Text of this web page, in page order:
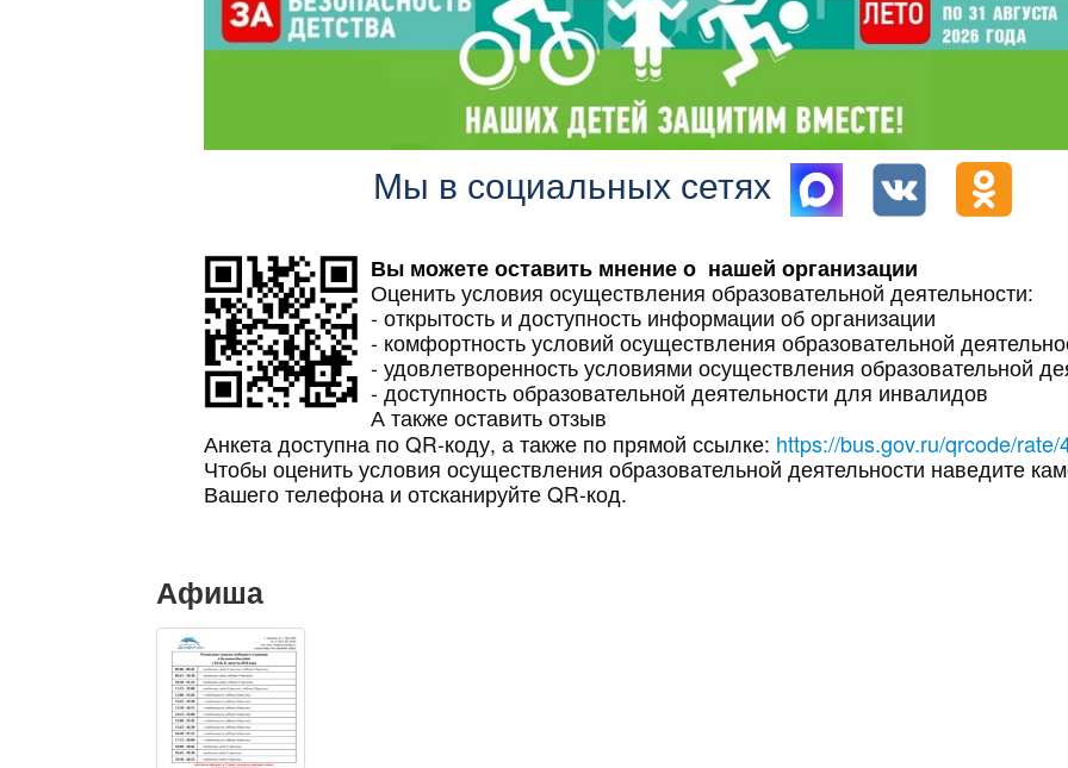
Мы в социальных сетях
Вы можете оставить мнение о нашей организации
Оценить условия осуществления образовательной деятельности:
- открытость и доступность информации об организации
- комфортность условий осуществления образовательной
- удовлетворенность условиями осуществления образовательной
- доступность образовательной деятельности для инвалидов
А также оставить отзыв
Анкета доступна по QR-коду, а также по прямой ссылке: https://bus.gov.ru/qrcode/rate/
Чтобы оценить условия осуществления образовательной деятельности наведите
Вашего телефона и отсканируйте QR-код.
Афиша